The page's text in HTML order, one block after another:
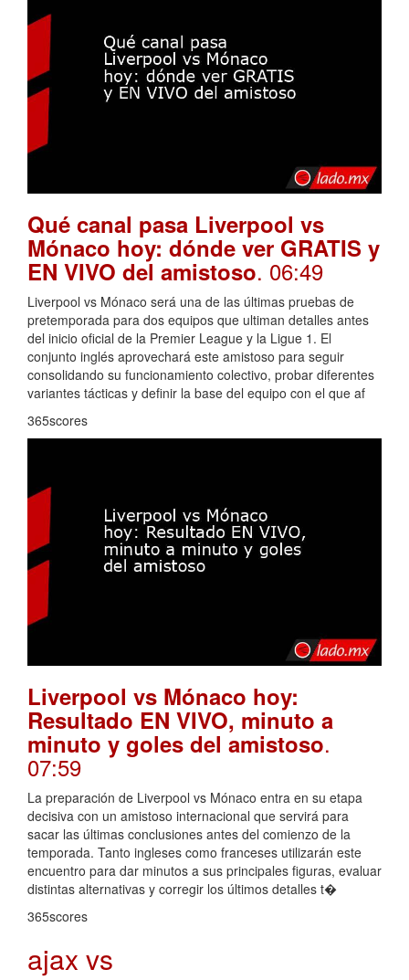
Qué canal pasa Liverpool vs
Mónaco hoy: dónde ver GRATIS y
EN VIVO del amistoso. 06:49
Liverpool vs Mónaco será una de las últimas pruebas de
pretemporada para dos equipos que ultiman detalles antes
del inicio oficial de la Premier League y la Ligue 1. El
conjunto inglés aprovechará este amistoso para seguir
consolidando su funcionamiento colectivo, probar diferentes
variantes tácticas y definir la base del equipo con el que af
365scores
Liverpool vs Mónaco hoy:
Resultado EN VIVO, minuto a
minuto y goles del amistoso.
07:59
La preparación de Liverpool vs Mónaco entra en su etapa
decisiva con un amistoso internacional que servirá para
sacar las últimas conclusiones antes del comienzo de la
temporada. Tanto ingleses como franceses utilizarán este
encuentro para dar minutos a sus principales figuras, evaluar
distintas alternativas y corregir los últimos detalles t�
365scores
ajax vs